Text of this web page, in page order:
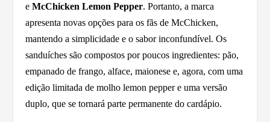
eMcChicken Lemon Pepper. Portanto, a marca
apresenta novas opções para os fãs de McChicken,
mantendo a simplicidade e o sabor inconfundível. Os
sanduíches são compostos por poucos ingredientes: pão,
empanado de frango, alface, maionese e, agora, com uma
edição limitada de molho lemon pepper e uma versão
duplo, que se tornará parte permanente do cardápio.